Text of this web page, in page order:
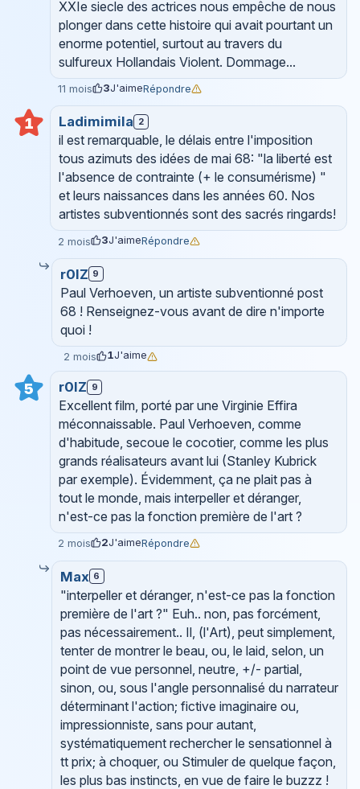
XXIe siecle des actrices nous empêche de nous
plonger dans cette histoire qui avait pourtant un
enorme potentiel, surtout au travers du
sulfureux Hollandais Violent. Dommage...
11 mois 3J'aimeRépondre
1 Ladimimila 2
il est remarquable, le délais entre l'imposition
tous azimuts des idées de mai 68: "la liberté est
l'absence de contrainte (+ le consumérisme) "
et leurs naissances dans les années 60. Nos
artistes subventionnés sont des sacrés ringards!
2 mois 3J'aimeRépondre
r0lZ 9
Paul Verhoeven, un artiste subventionné post
68 ! Renseignez-vous avant de dire n'importe
quoi !
2 mois 1J'aime
5 r0lZ 9
Excellent film, porté par une Virginie Effira
méconnaissable. Paul Verhoeven, comme
d'habitude, secoue le cocotier, comme les plus
grands réalisateurs avant lui (Stanley Kubrick
par exemple). Évidemment, ça ne plait pas à
tout le monde, mais interpeller et déranger,
n'est-ce pas la fonction première de l'art ?
2 mois 2J'aimeRépondre
Max 6
"interpeller et déranger, n'est-ce pas la fonction
première de l'art ?" Euh.. non, pas forcément,
pas nécessairement.. Il, (l'Art), peut simplement,
tenter de montrer le beau, ou, le laid, selon, un
point de vue personnel, neutre, +/- partial,
sinon, ou, sous l'angle personnalisé du narrateur
déterminant l'action; fictive imaginaire ou,
impressionniste, sans pour autant,
systématiquement rechercher le sensationnel à
tt prix; à choquer, ou Stimuler de quelque façon,
les plus bas instincts, en vue de faire le buzzz !